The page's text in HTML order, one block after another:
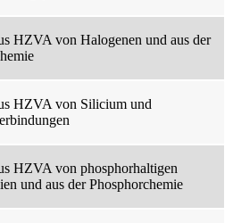
HZVA von Halogenen und aus der
HZVA von Silicium und
HZVA von phosphorhaltigen
und aus der Phosphorchemie